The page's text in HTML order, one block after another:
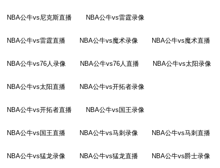
NBA公牛vs尼克斯直播 NBA公牛vs雷霆录像
NBA公牛vs雷霆直播 NBA公牛vs魔术录像 NBA公牛vs魔术直播
NBA公牛vs76人录像 NBA公牛vs76人直播 NBA公牛vs太阳录像
NBA公牛vs太阳直播 NBA公牛vs开拓者录像
NBA公牛vs开拓者直播 NBA公牛vs国王录像
NBA公牛vs国王直播 NBA公牛vs马刺录像 NBA公牛vs马刺直播
NBA公牛vs猛龙录像 NBA公牛vs猛龙直播 NBA公牛vs爵士录像